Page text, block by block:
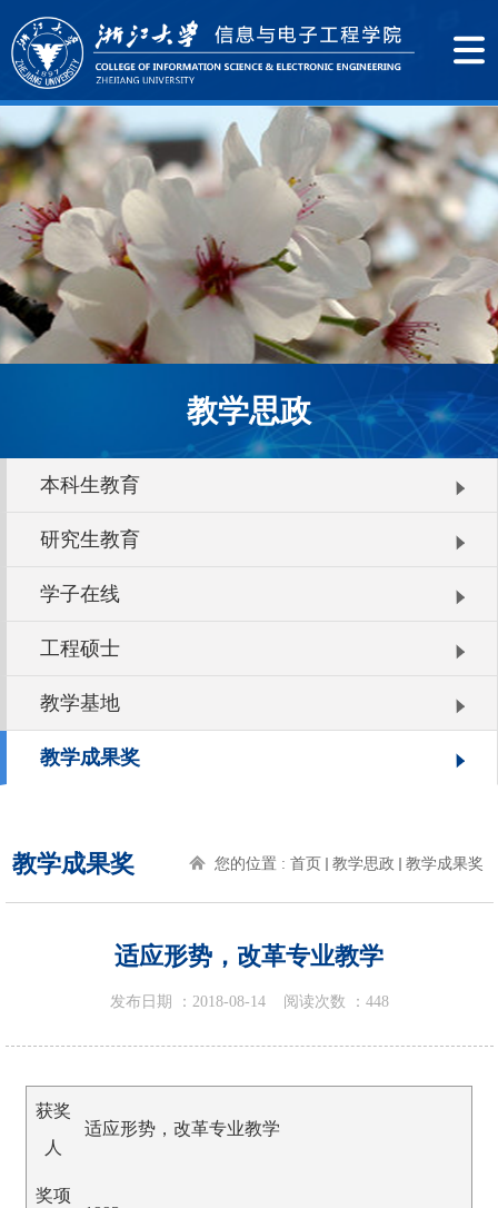
教学思政
本科生教育
研究生教育
学子在线
工程硕士
教学基地
教学成果奖
教学成果奖 您的位置 : 首页 教学思政 教学成果奖
适应形势，改革专业教学
发布日期 ： 2018-08-14阅读次数 ： 448
获奖
人
适应形势，改革专业教学
奖项